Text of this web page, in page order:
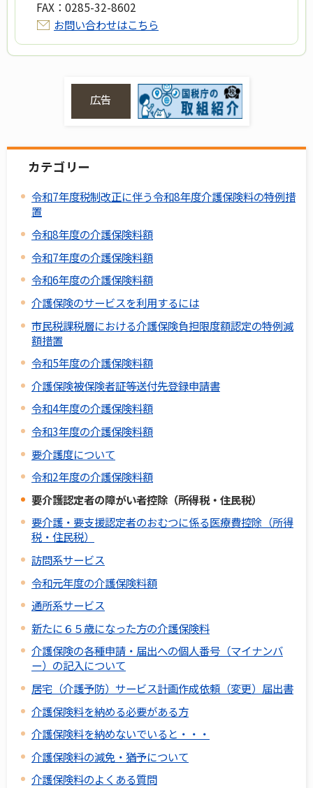
FAX： 0285-32-8602
お問い合わせはこちら
広告
カテゴリー
令和7年度税制改正に伴う令和8年度介護保険料の特例措
置
令和8年度の介護保険料額
令和7年度の介護保険料額
令和6年度の介護保険料額
介護保険のサービスを利用するには
市民税課税層における介護保険負担限度額認定の特例減
額措置
令和5年度の介護保険料額
介護保険被保険者証等送付先登録申請書
令和4年度の介護保険料額
令和3年度の介護保険料額
要介護度について
令和2年度の介護保険料額
要介護認定者の障がい者控除（所得税・住民税）
要介護・要支援認定者のおむつに係る医療費控除（所得
税・住民税）
訪問系サービス
令和元年度の介護保険料額
通所系サービス
新たに６５歳になった方の介護保険料
介護保険の各種申請・届出への個人番号（マイナンバ
ー）の記入について
居宅（介護予防）サービス計画作成依頼（変更）届出書
介護保険料を納める必要がある方
介護保険料を納めないでいると・・・
介護保険料の減免・猶予について
介護保険料のよくある質問